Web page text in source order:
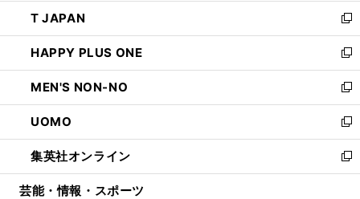
く
で
開
く
ド
ウ
で
開
く
ウ
ィ
ン
ド
ウ
で
開
く
し
い
ウ
ィ
ン
ド
ウ
で
開
く
T JAPAN
新
し
い
ウ
ィ
ン
ド
ウ
で
開
HAPPY PLUS ONE
新
し
い
ウ
ィ
ン
ド
ウ
MEN'S NON-NO
新
し
い
ウ
ィ
ン
UOMO
新
し
い
ウ
集英社オンライン
新
し
芸能・情報・スポーツ